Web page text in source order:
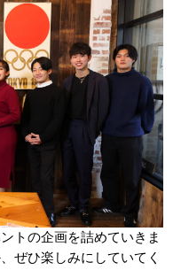
トの企画を詰めていきま
ぜひ楽しみにしていてく